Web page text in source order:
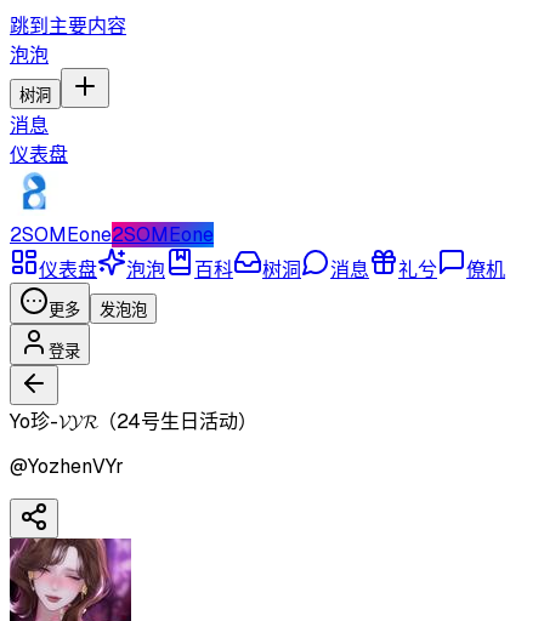
跳到主要内容
泡泡
树洞
消息
仪表盘
2SOMEone2SOMEone
仪表盘
泡泡 百科 树洞 消息 礼兮 僚机
更多 发泡泡
登录
Yo珍-𝓥𝓨𝓡（24号生日活动）
@YozhenVYr